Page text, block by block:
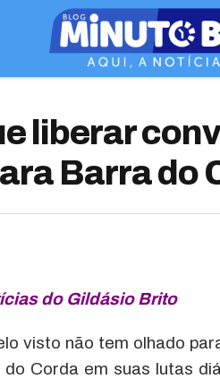
liberar
Barra do
do Gildásio Brito
visto não tem olhado
Corda em suas lutas